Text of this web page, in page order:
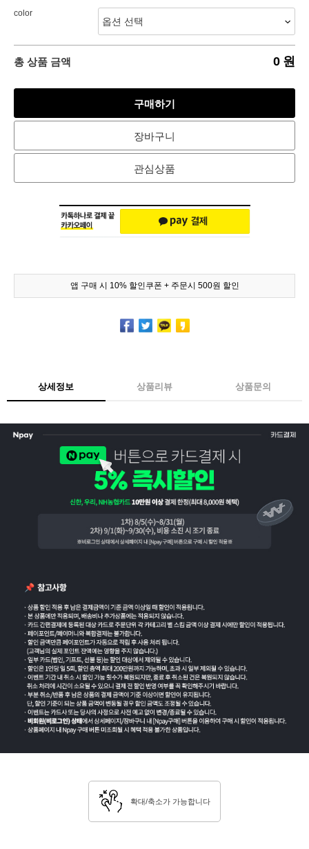
color
총 상품 금액 0 원
구매하기
장바구니
관심상품
앱 구매 시 10% 할인쿠폰 + 주문시 500원 할인
상세정보 상품리뷰 상품문의
확대/축소가 가능합니다